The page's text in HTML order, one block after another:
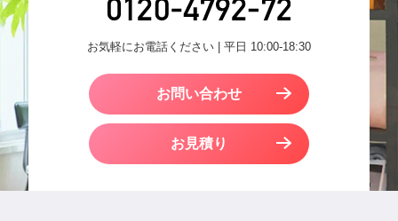
お気軽にお電話ください | 平日 10:00-18:30
お問い合わせ
お見積り